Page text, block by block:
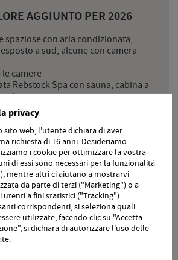
AGGIUNTO PER 2026
spaziose con aria condizionata,
a sud, alcune con camera
camere
Rebstock Spa con sauna, cabina a
relax
di 16x6 m
Pass tutto l'anno.
OSPITI DIGITALE
ospiti digitale troverete tutto ciò che
all'Hotel Örtlerhof.
privacy
sito web, l'utente dichiara di aver
richiesta di 16 anni. Desideriamo
i cookie per ottimizzare la vostra
di essi sono necessari per la funzionalità
mentre altri ci aiutano a mostrarvi
da parte di terzi ("Marketing") o a
utenti a fini statistici ("Tracking")
corrispondenti, si seleziona quali
utilizzate; facendo clic su "Accetta
si dichiara di autorizzare l'uso delle